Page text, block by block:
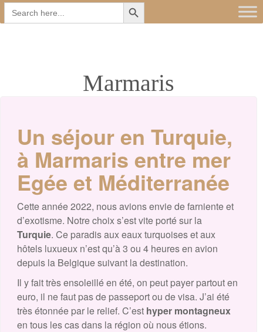
Search
for:
Main
menu
Skip
Marmaris
Un séjour en Turquie,
à Marmaris entre mer
Egée et Méditerranée
Cette année 2022, nous avions envie de farniente et
d’exotisme. Notre choix s’est vite porté sur la
Turquie. Ce paradis aux eaux turquoises et aux
hôtels luxueux n’est qu’à 3 ou 4 heures en avion
depuis la Belgique suivant la destination.
Il y fait très ensoleillé en été, on peut payer partout en
euro, il ne faut pas de passeport ou de visa. J’ai été
très étonnée par le relief. C’est hyper montagneux
en tous les cas dans la région où nous étions.